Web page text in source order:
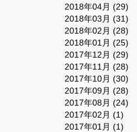
2018年04月 (29)
2018年03月 (31)
2018年02月 (28)
2018年01月 (25)
2017年12月 (29)
2017年11月 (28)
2017年10月 (30)
2017年09月 (28)
2017年08月 (24)
2017年02月 (1)
2017年01月 (1)